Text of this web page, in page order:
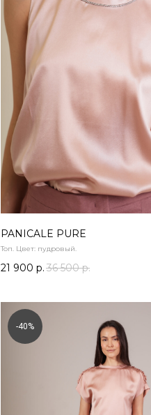
PANICALE PURE
Топ. Цвет: пудровый.
21 900 р. 36 500 р.
-40%